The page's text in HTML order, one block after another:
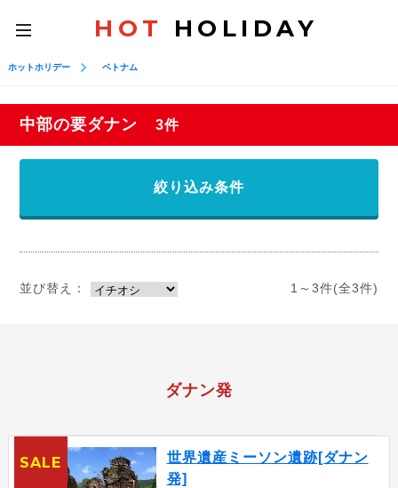
toggle
navigation
HOT HOLIDAY
ホットホリデー ベトナム
中部の要ダナン 3件
絞り込み条件
並び替え： 1～3件(全3件)
ダナン発
世界遺産ミーソン遺跡[ダナン
発]
SALE